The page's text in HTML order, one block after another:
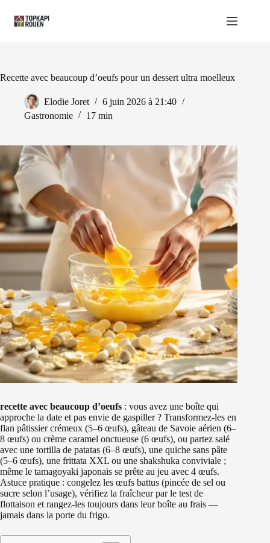
contenu
Recette avec beaucoup d’oeufs pour un dessert ultra moelleux
Elodie Joret
6 juin 2026 à 21:40
Gastronomie
17 min
recette avec beaucoup d’oeufs : vous avez une boîte qui
approche la date et pas envie de gaspiller ? Transformez-les en
flan pâtissier crémeux (5–6 œufs), gâteau de Savoie aérien (6–
8 œufs) ou crème caramel onctueuse (6 œufs), ou partez salé
avec une tortilla de patatas (6–8 œufs), une quiche sans pâte
(5–6 œufs), une frittata XXL ou une shakshuka conviviale ;
même le tamagoyaki japonais se prête au jeu avec 4 œufs.
Astuce pratique : congelez les œufs battus (pincée de sel ou
sucre selon l’usage), vérifiez la fraîcheur par le test de
flottaison et rangez-les toujours dans leur boîte au frais —
jamais dans la porte du frigo.